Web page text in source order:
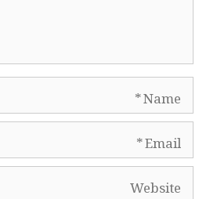
Name
Email
Website